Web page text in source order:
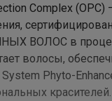
Complex
ВОЛОС в
волосы,
Phyto-